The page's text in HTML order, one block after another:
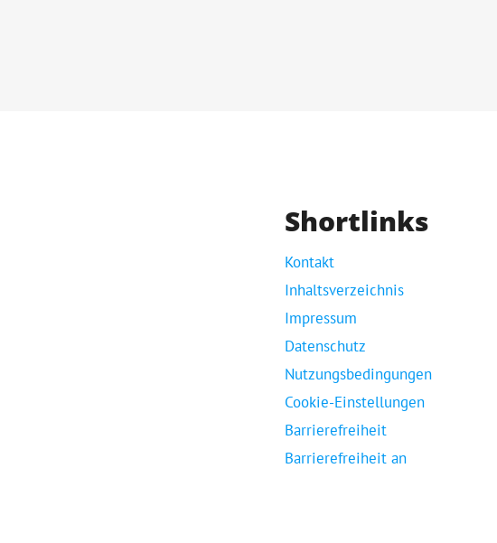
Shortlinks
Kontakt
Inhaltsverzeichnis
Impressum
Datenschutz
Nutzungsbedingungen
Cookie-Einstellungen
Barrierefreiheit
Barrierefreiheit an